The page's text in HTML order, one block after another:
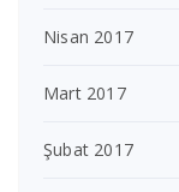
Nisan 2017
Mart 2017
Şubat 2017